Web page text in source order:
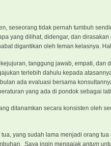
seseorang tidak pernah tumbuh
yang dilihat, didengar, dan
digantikan oleh teman kelasnya.
tanggung jawab, empati,
terlebih dahulu kepada
ada evaluasi bersama
yang ada di pondok sebagai
ditanamkan secara konsisten oleh
yang sudah lama menjadi orang
Saya ingin mengajak antum